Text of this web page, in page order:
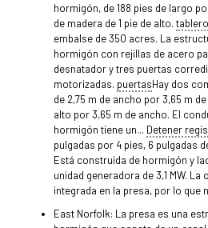
hormigón, de 188 pies de largo
de madera de 1 pie de alto.
embalse de 350 acres. La
hormigón con rejillas de acero
desnatador y tres puertas
motorizadas. puertasHay dos
de 2,75 m de ancho por 3,65 m
alto por 3,65 m de ancho. El
hormigón tiene un... Detener
pulgadas por 4 pies, 6 pulgadas
Está construida de hormigón y
unidad generadora de 3,1 MW.
integrada en la presa, por lo que
East Norfolk: La presa es una